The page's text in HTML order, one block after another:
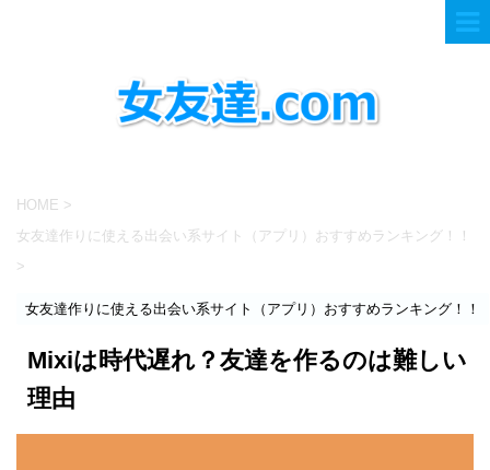
HOME >
女友達作りに使える出会い系サイト（アプリ）おすすめランキング！！
>
女友達作りに使える出会い系サイト（アプリ）おすすめランキング！！
Mixiは時代遅れ？友達を作るのは難しい
理由